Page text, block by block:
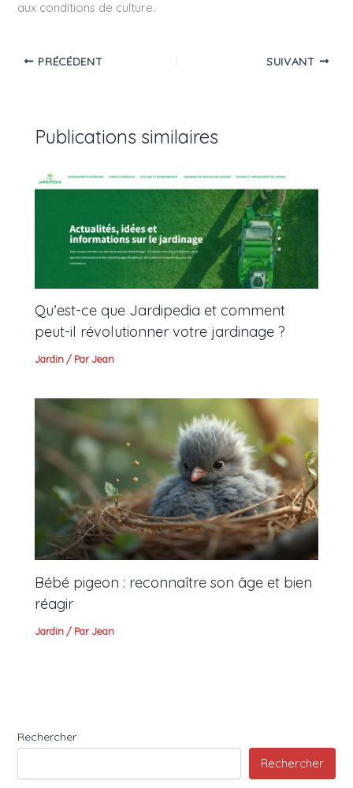
aux conditions de culture.
PRÉCÉDENT SUIVANT
Publications similaires
Qu’est-ce que Jardipedia et comment
peut-il révolutionner votre jardinage ?
Jardin / ParJean
Bébé pigeon : reconnaître son âge et bien
réagir
Jardin / ParJean
Rechercher
Rechercher